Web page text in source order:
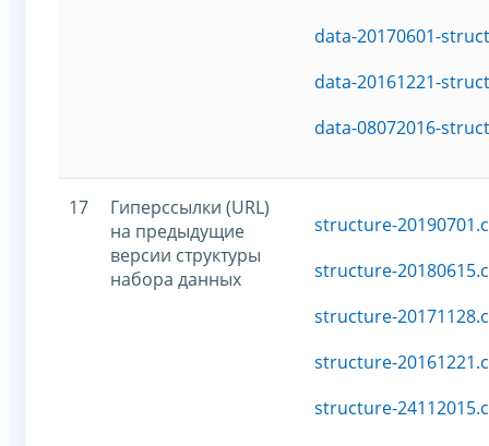
data-20170601-
data-20161221-
data-08072016-
17
Гиперссылки (URL)
на предыдущие
версии структуры
набора данных
structure-
structure-
structure-
structure-
structure-